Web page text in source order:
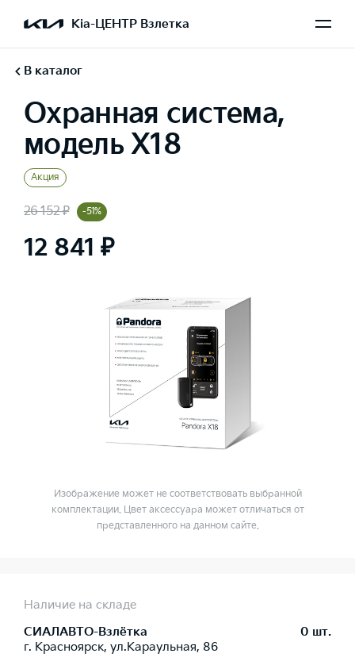
Kia-ЦЕНТР Взлетка
В каталог
Охранная система,
модель X18
Акция
26 152 ₽ -51%
12 841 ₽
Изображение может не соответствовать выбранной
комплектации. Цвет аксессуара может отличаться от
представленного на данном сайте.
Наличие на складе
СИАЛАВТО-Взлётка
г. Красноярск, ул.Караульная, 86
0 шт.